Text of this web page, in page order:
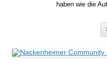
haben wie die